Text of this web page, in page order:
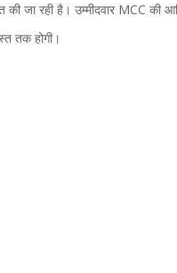
जा रही है। उम्मीदवार MCC
तक होगी।